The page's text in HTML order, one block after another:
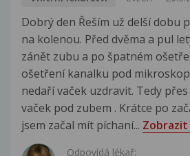
Dobrý den Řeším už delší dobu
na kolenou. Před dvěma a pul
zánět zubu a po špatném
ošetření kanalku pod
nedaří vaček uzdravit. Tedy
vaček pod zubem . Krátce po
jsem začal mít píchaní... Zobrazit
Odpovídá lékař: